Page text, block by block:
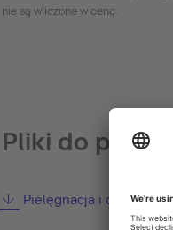
nie są wliczone w cenę.
Pliki do
Pielęgnacja i